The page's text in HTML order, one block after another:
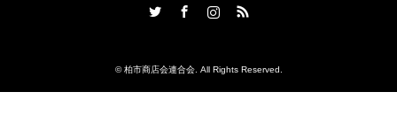
RSS
©柏市商店会連合会. All Rights Reserved.